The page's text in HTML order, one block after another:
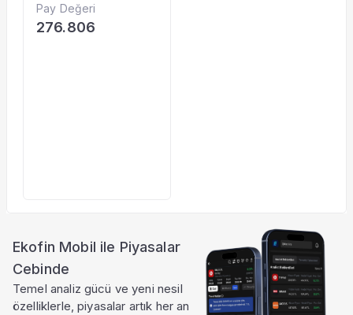
Pay Değeri
276.806
Ekofin Mobil ile Piyasalar
Cebinde
Temel analiz gücü ve yeni nesil
özelliklerle, piyasalar artık her an